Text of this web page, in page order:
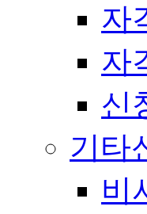
자
자
신
기타
비